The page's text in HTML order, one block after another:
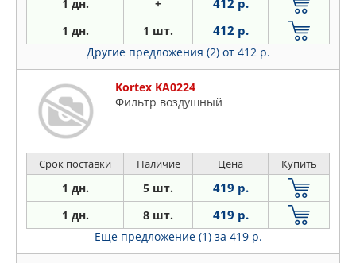
1 дн. + 412 р.
1 дн. 1 шт. 412 р.
Другие предложения (2) от 412 р.
Kortex KA0224
Фильтр воздушный
Срок поставки Наличие Цена Купить
1 дн. 5 шт. 419 р.
1 дн. 8 шт. 419 р.
Еще предложение (1) за 419 р.